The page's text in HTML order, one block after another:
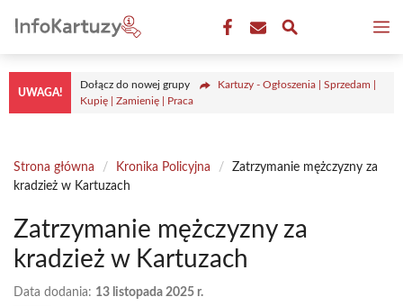
treści
UWAGA!
Dołącz do nowej grupy
Kartuzy - Ogłoszenia | Sprzedam |
Kupię | Zamienię | Praca
Strona główna / Kronika Policyjna /
Zatrzymanie mężczyzny za
kradzież w Kartuzach
Zatrzymanie mężczyzny za
kradzież w Kartuzach
Data dodania: 13 listopada 2025 r.